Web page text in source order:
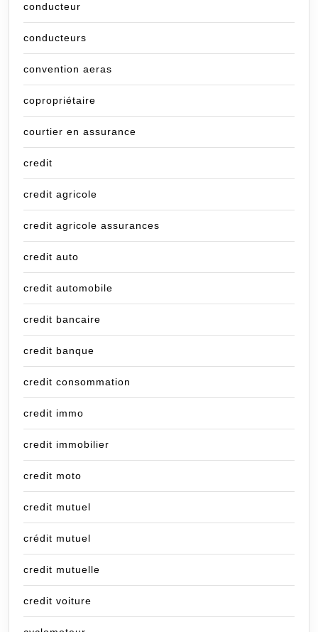
conducteur
conducteurs
convention aeras
copropriétaire
courtier en assurance
credit
credit agricole
credit agricole assurances
credit auto
credit automobile
credit bancaire
credit banque
credit consommation
credit immo
credit immobilier
credit moto
credit mutuel
crédit mutuel
credit mutuelle
credit voiture